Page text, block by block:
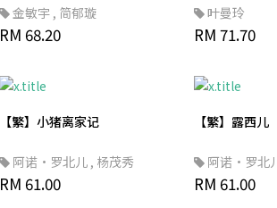
金敏宇 , 简郁璇
RM 68.20
叶曼玲
RM 71.70
【繁】小猪离家记
阿诺·罗北儿 , 杨茂秀
RM 61.00
【繁】露西儿
阿诺·罗北
RM 61.00